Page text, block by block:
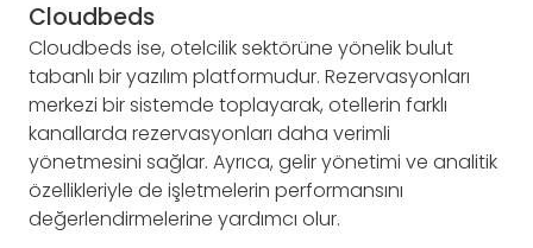
Cloudbeds
Cloudbeds ise, otelcilik sektörüne yönelik bulut
tabanlı bir yazılım platformudur. Rezervasyonları
merkezi bir sistemde toplayarak, otellerin farklı
kanallarda rezervasyonları daha verimli
yönetmesini sağlar. Ayrıca, gelir yönetimi ve analitik
özellikleriyle de işletmelerin performansını
değerlendirmelerine yardımcı olur.